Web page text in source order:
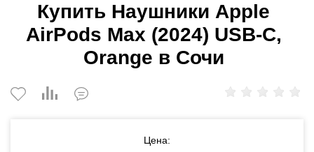
Купить Наушники Apple
AirPods Max (2024) USB-C,
Orange в Сочи
Цена: